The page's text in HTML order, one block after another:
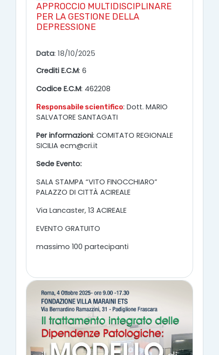
APPROCCIO MULTIDISCIPLINARE
PER LA GESTIONE DELLA
DEPRESSIONE
Data: 18/10/2025
Crediti E.C.M: 6
Codice E.C.M: 462208
Responsabile scientifico: Dott. MARIO
SALVATORE SANTAGATI
Per informazioni: COMITATO REGIONALE
SICILIA ecm@cri.it
Sede Evento:
SALA STAMPA “VITO FINOCCHIARO”
PALAZZO DI CITTÀ ACIREALE
Via Lancaster, 13 ACIREALE
EVENTO GRATUITO
massimo 100 partecipanti